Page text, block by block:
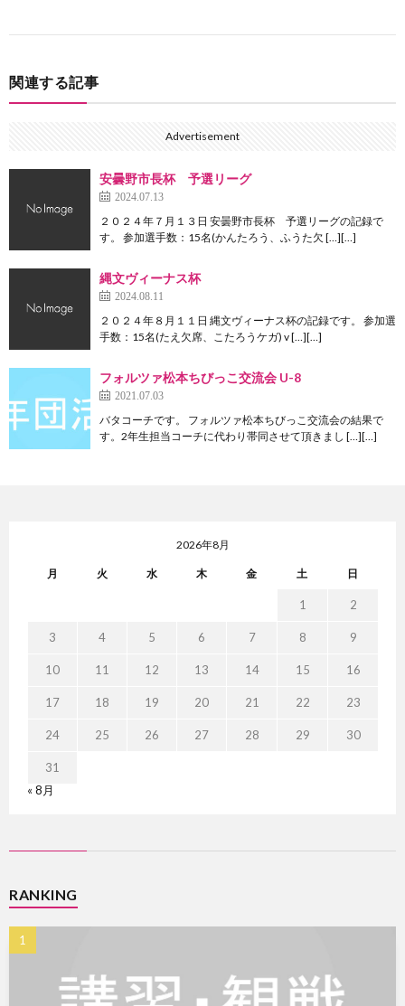
関連する記事
Advertisement
安曇野市長杯 予選リーグ
2024.07.13
２０２４年７月１３日 安曇野市長杯 予選リーグの記録で
す。 参加選手数：15名(かんたろう、ふうた欠 […][…]
縄文ヴィーナス杯
2024.08.11
２０２４年８月１１日 縄文ヴィーナス杯の記録です。 参加選
手数：15名(たえ欠席、こたろうケガ) v […][…]
フォルツァ松本ちびっこ交流会 U-8
2021.07.03
バタコーチです。 フォルツァ松本ちびっこ交流会の結果で
す。2年生担当コーチに代わり帯同させて頂きまし […][…]
2026年8月
月 火 水 木 金 土 日
1 2
3 4 5 6 7 8 9
10 11 12 13 14 15 16
17 18 19 20 21 22 23
24 25 26 27 28 29 30
31
« 8月
RANKING